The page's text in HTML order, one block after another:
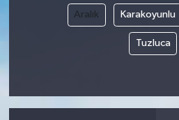
Aralık Karakoyunlu
Tuzluca